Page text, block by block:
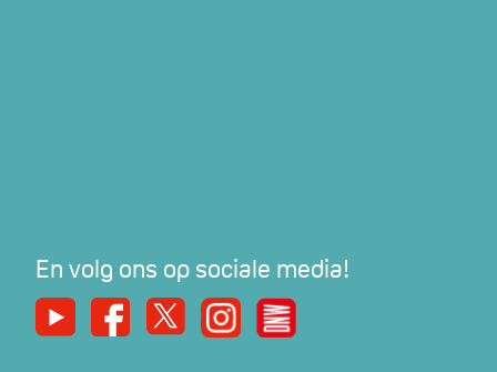
En volg ons op sociale media!
Youtube Facebook
X InstagramDe Nieuwe Werker